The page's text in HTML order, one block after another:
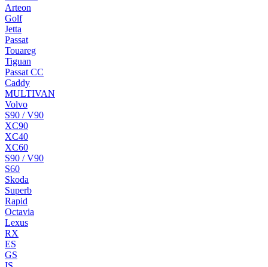
Arteon
Golf
Jetta
Passat
Touareg
Tiguan
Passat CC
Caddy
MULTIVAN
Volvo
S90 / V90
XC90
XC40
XC60
S90 / V90
S60
Skoda
Superb
Rapid
Octavia
Lexus
RX
ES
GS